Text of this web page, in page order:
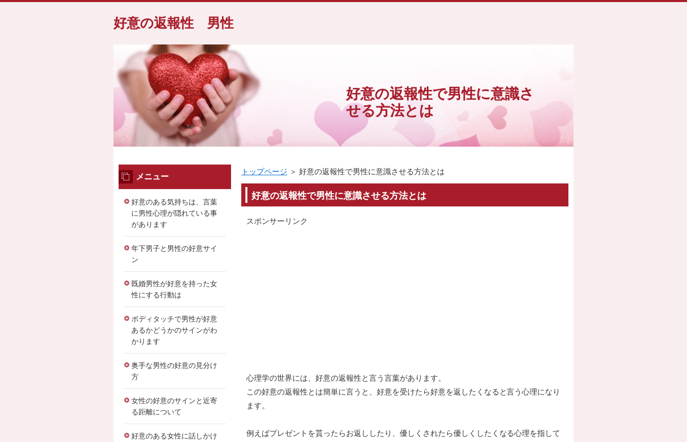
好意の返報性 男性
好意の返報性で男性に意識さ
せる方法とは
トップページ ＞ 好意の返報性で男性に意識させる方法とは
好意の返報性で男性に意識させる方法とは
スポンサーリンク
心理学の世界には、好意の返報性と言う言葉があります。
この好意の返報性とは簡単に言うと、好意を受けたら好意を返したくなると言う心理になり
ます。
例えばプレゼントを貰ったらお返ししたり、優しくされたら優しくしたくなる心理を指して
メニュー
好意のある気持ちは、言葉
に男性心理が隠れている事
があります
年下男子と男性の好意サイ
ン
既婚男性が好意を持った女
性にする行動は
ボディタッチで男性が好意
あるかどうかのサインがわ
かります
奥手な男性の好意の見分け
方
女性の好意のサインと近寄
る距離について
好意のある女性に話しかけ